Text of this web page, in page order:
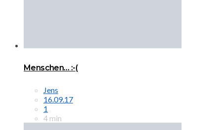
Menschen… :-(
Jens
16.09.17
1
4 min